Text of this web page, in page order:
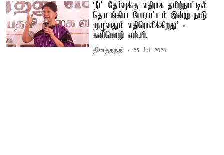
‘நீட் தேர்வுக்கு எதிராக தமிழ்நாட்டில்
தொடங்கிய போராட்டம் இன்று நாடு
முழுவதும் எதிரொலிக்கிறது’ -
கனிமொழி எம்.பி.
தினத்தந்தி 25 Jul 2026